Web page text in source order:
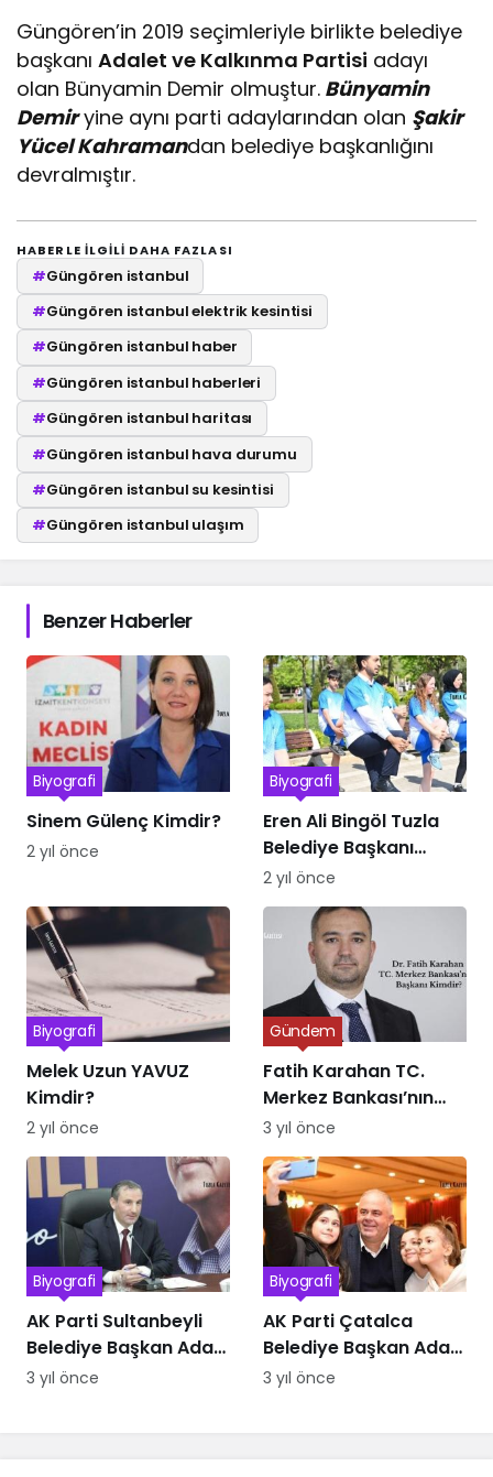
Güngören’in 2019 seçimleriyle birlikte belediye
başkanıAdalet ve Kalkınma Partisi adayı
olan Bünyamin Demir olmuştur. Bünyamin
Demiryine aynı parti adaylarından olan Şakir
Yücel Kahramandan belediye başkanlığını
devralmıştır.
HABERLE ILGILI DAHA FAZLASI
#Güngören istanbul
#Güngören istanbul elektrik kesintisi
#Güngören istanbul haber
#Güngören istanbul haberleri
#Güngören istanbul haritası
#Güngören istanbul hava durumu
#Güngören istanbul su kesintisi
#Güngören istanbul ulaşım
Benzer Haberler
Sinem Gülenç Kimdir?
Biyografi
2 yıl önce
Eren Ali Bingöl Tuzla
Belediye Başkanı
Kimdir
Biyografi
2 yıl önce
Melek Uzun YAVUZ
Kimdir?
Biyografi
2 yıl önce
Fatih Karahan TC.
Merkez Bankası’nın
Yeni Başkanı Kimdir
Gündem
3 yıl önce
AK Parti Sultanbeyli
Belediye Başkan Adayı
Ali Tombaş Kimdir
Biyografi
3 yıl önce
AK Parti Çatalca
Belediye Başkan Adayı
Mesut Üner kimdir
Biyografi
3 yıl önce